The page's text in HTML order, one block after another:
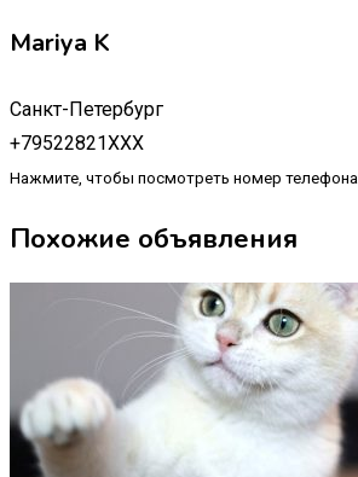
Mariya K
Санкт-Петербург
+79522821XXX
Нажмите, чтобы посмотреть номер телефона
Похожие объявления